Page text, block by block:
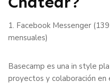
1. Facebook Messenger
mensuales)
Basecamp es una in style
proyectos y colaboración en